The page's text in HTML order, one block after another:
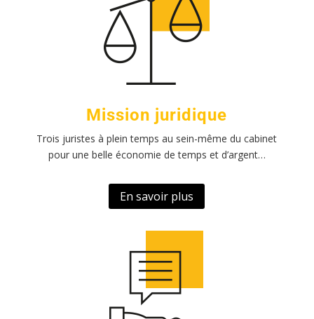
Mission juridique
Trois juristes à plein temps au sein-même du cabinet
pour une belle économie de temps et d’argent…
En savoir plus